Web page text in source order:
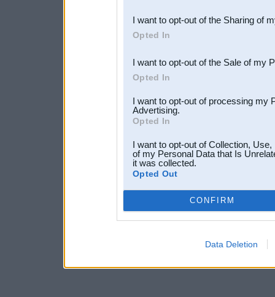
Downstream Participants
third parties.
I want to opt-out of the Sharing of
Opted In
I want to opt-out of the Sale of my
Opted In
I want to opt-out of processing my
Advertising.
Opted In
I want to opt-out of Collection,
of my Personal Data that Is
it was collected.
Opted Out
CONFIRM
Data Deletion